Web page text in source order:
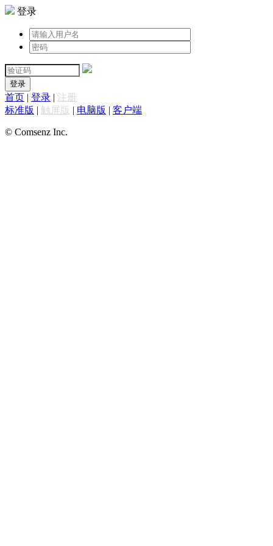
登录
登录
首页 | 登录 | 注册
标准版 | 触屏版 | 电脑版 | 客户端
© Comsenz Inc.